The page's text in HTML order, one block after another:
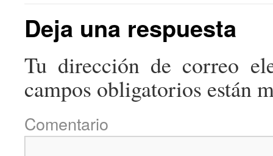
Deja una respuesta
Tu dirección de correo
campos obligatorios están